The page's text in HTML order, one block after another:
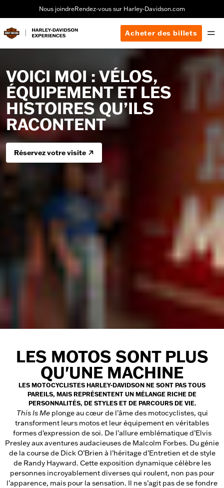
Nous joindreRendez-vous sur Harley-Davidson.com
Acheter des billets
VOICI MOI : VÉLOS,
ÉQUIPEMENT ET LES
HISTOIRES QU’ILS
RACONTENT
Réservez votre visite
LES MOTOS SONT PLUS
QU'UNE MACHINE
LES MOTOCYCLISTES HARLEY-DAVIDSON NE SONT PAS TOUS
PAREILS, MAIS REPRÉSENTENT UN MÉLANGE RICHE DE
PERSONNALITÉS, DE STYLES ET DE PARCOURS DE VIE.
This Is Meplonge au cœur de l’âme des motocyclistes, qui
transforment leurs motos et leur équipement en véritables
formes d’expression de soi. De l’allure emblématique d’Elvis
Presley aux aventures audacieuses de Malcolm Forbes. Du génie
de la course de Dick O’Brien à l’héritage d’Entretien et de style
de Randy Hayward. Cette exposition dynamique célèbre les
personnes incroyablement diverses qui roulent, non pas pour
l’apparence, mais pour la sensation. Il ne s’agit pas de se fondre